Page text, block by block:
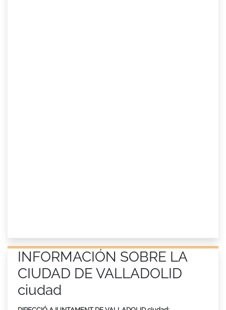
INFORMACIÓN SOBRE LA
CIUDAD DE VALLADOLID
ciudad